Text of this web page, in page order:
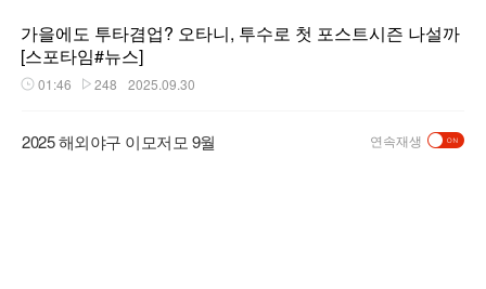
가을에도 투타겸업? 오타니, 투수로 첫 포스트시즌 나설까
[스포타임#뉴스]
01:46 248 2025.09.30
2025 해외야구 이모저모 9월 연속재생